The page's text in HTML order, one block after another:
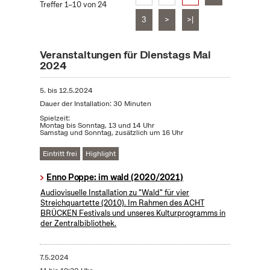
Treffer 1–10 von 24
3
> >|
Veranstaltungen für Dienstags Mai
2024
5. bis12.5.2024
Dauer der Installation: 30 Minuten
Spielzeit:
Montag bis Sonntag, 13 und 14 Uhr
Samstag und Sonntag, zusätzlich um 16 Uhr
Eintritt frei Highlight
Enno Poppe: im wald (2020/2021)
Audiovisuelle Installation zu "Wald" für vier
Streichquartette (2010). Im Rahmen des ACHT
BRÜCKEN Festivals und unseres Kulturprogramms in
der Zentralbibliothek.
7.5.2024